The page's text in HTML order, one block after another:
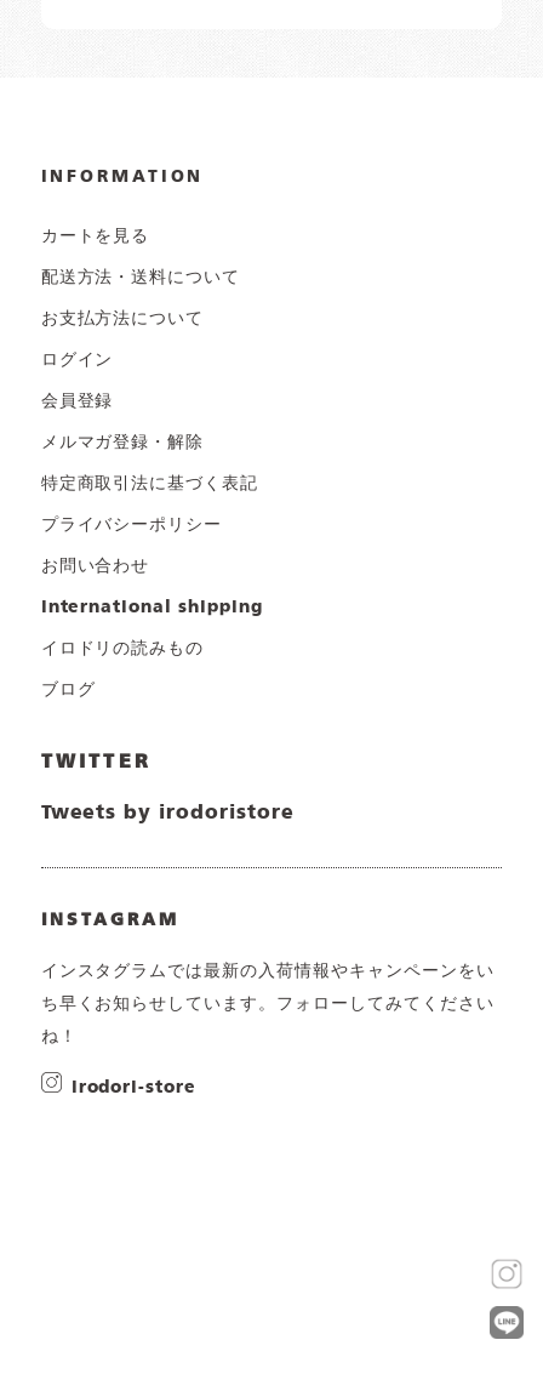
INFORMATION
カートを見る
配送方法・送料について
お支払方法について
ログイン
会員登録
メルマガ登録・解除
特定商取引法に基づく表記
プライバシーポリシー
お問い合わせ
international shipping
イロドリの読みもの
ブログ
TWITTER
Tweets by irodoristore
INSTAGRAM
インスタグラムでは最新の入荷情報やキャンペーンをい
ち早くお知らせしています。フォローしてみてください
ね！
irodori-store